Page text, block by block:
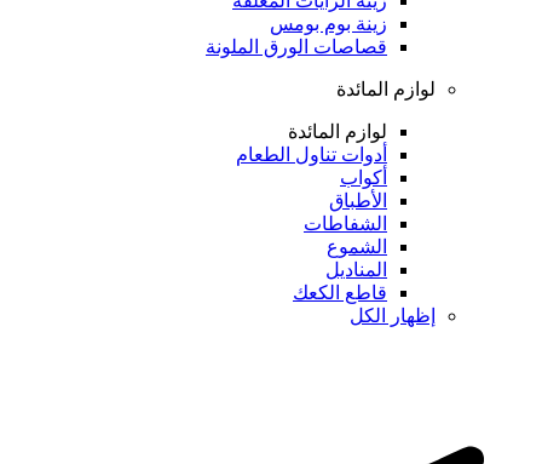
زينة بوم بومس
قصاصات الورق الملونة
لوازم المائدة
لوازم المائدة
أدوات تناول الطعام
أكواب
الأطباق
الشفاطات
الشموع
المناديل
قاطع الكعك
إظهار الكل